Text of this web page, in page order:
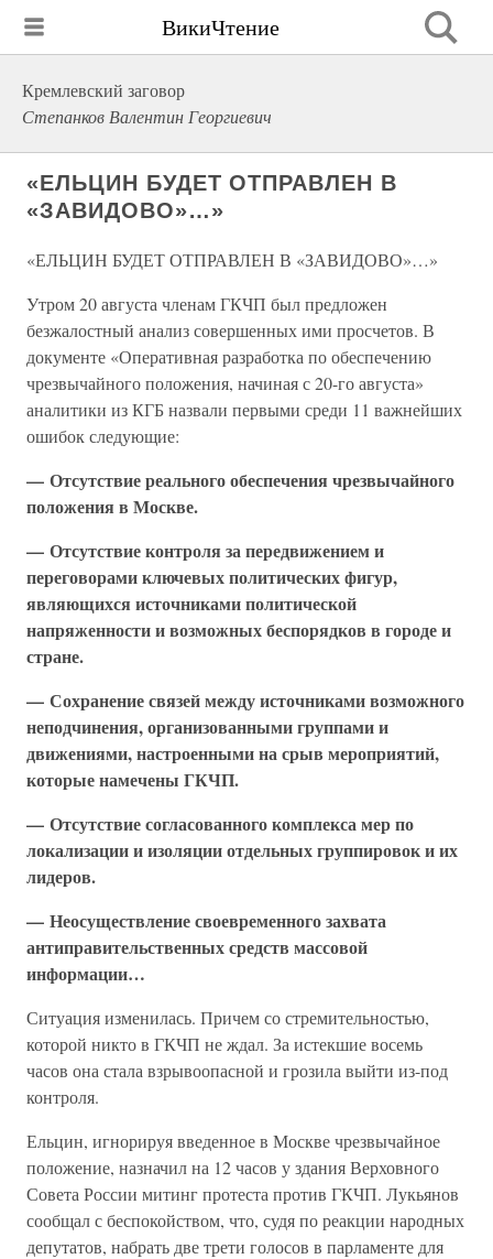
ВикиЧтение
Кремлевский заговор
Степанков Валентин Георгиевич
«ЕЛЬЦИН БУДЕТ ОТПРАВЛЕН В
«ЗАВИДОВО»…»
«ЕЛЬЦИН БУДЕТ ОТПРАВЛЕН В «ЗАВИДОВО»…»
Утром 20 августа членам ГКЧП был предложен
безжалостный анализ совершенных ими просчетов. В
документе «Оперативная разработка по обеспечению
чрезвычайного положения, начиная с 20-го августа»
аналитики из КГБ назвали первыми среди 11 важнейших
ошибок следующие:
— Отсутствие реального обеспечения чрезвычайного
положения в Москве.
— Отсутствие контроля за передвижением и
переговорами ключевых политических фигур,
являющихся источниками политической
напряженности и возможных беспорядков в городе и
стране.
— Сохранение связей между источниками возможного
неподчинения, организованными группами и
движениями, настроенными на срыв мероприятий,
которые намечены ГКЧП.
— Отсутствие согласованного комплекса мер по
локализации и изоляции отдельных группировок и их
лидеров.
— Неосуществление своевременного захвата
антиправительственных средств массовой
информации…
Ситуация изменилась. Причем со стремительностью,
которой никто в ГКЧП не ждал. За истекшие восемь
часов она стала взрывоопасной и грозила выйти из-под
контроля.
Ельцин, игнорируя введенное в Москве чрезвычайное
положение, назначил на 12 часов у здания Верховного
Совета России митинг протеста против ГКЧП. Лукьянов
сообщал с беспокойством, что, судя по реакции народных
депутатов, набрать две трети голосов в парламенте для